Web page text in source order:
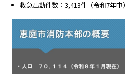
救急出動件数：3,413件（令和7年中）